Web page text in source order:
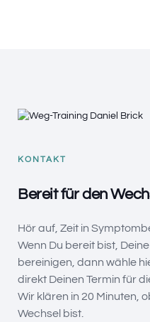
KONTAKT
Bereit für den
Hör auf, Zeit in
Wenn Du bereit bist,
bereinigen, dann wähle
direkt Deinen Termin für
Wir klären in 20 Minuten,
Wechsel bist.